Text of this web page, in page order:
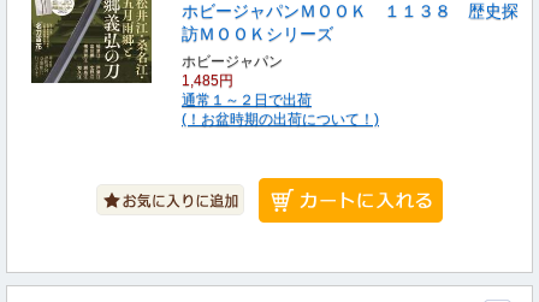
ホビージャパンＭＯＯＫ １１３８ 歴史探
訪ＭＯＯＫシリーズ
ホビージャパン
1,485円
通常１～２日で出荷
(！お盆時期の出荷について！)